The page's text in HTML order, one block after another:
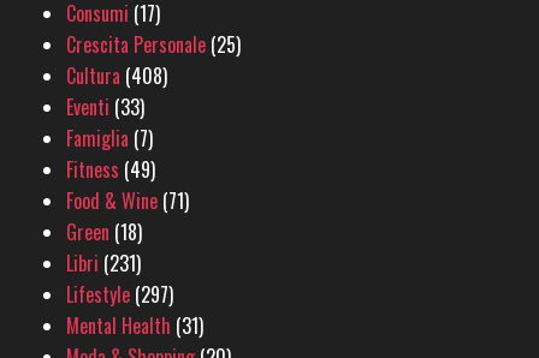
Consumi (17)
Crescita Personale (25)
Cultura (408)
Eventi (33)
Famiglia (7)
Fitness (49)
Food & Wine (71)
Green (18)
Libri (231)
Lifestyle (297)
Mental Health (31)